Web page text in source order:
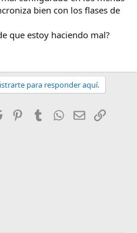
bien con los flases de
que estoy haciendo mal?
para responder aquí.
Reddit PinterestTumblr WhatsApp
EmailEnlace